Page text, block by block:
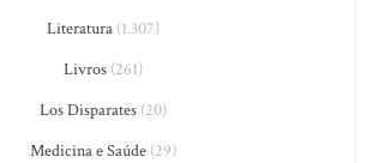
Literatura (1.307)
Livros (261)
Los Disparates (20)
Medicina e Saúde (29)